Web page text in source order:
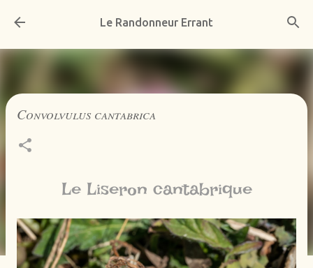
Accéder au contenu principal
Le Randonneur Errant
Convolvulus cantabrica
Le Liseron cantabrique